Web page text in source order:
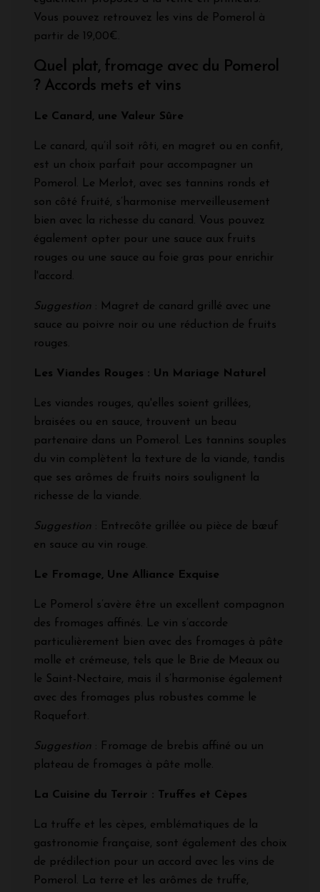
Vous pouvez retrouvez les vins de Pomerol à
partir de 19,00€.
Quel plat, fromage avec du Pomerol
? Accords mets et vins
Le Canard, une Valeur Sûre
Le canard, qu’il soit rôti, en magret ou en confit,
est un choix parfait pour accompagner un
Pomerol. Le Merlot, avec ses tannins ronds et
son côté fruité, s’harmonise merveilleusement
bien avec la richesse du canard. Vous pouvez
également opter pour une sauce aux fruits
rouges ou une sauce au foie gras pour enrichir
l'accord.
Suggestion : Magret de canard grillé avec une
sauce au poivre noir ou une réduction de fruits
rouges.
Les Viandes Rouges : Un Mariage Naturel
Les viandes rouges, qu'elles soient grillées,
braisées ou en sauce, trouvent un beau
partenaire dans un Pomerol. Les tannins souples
du vin complètent la texture de la viande, tandis
que ses arômes de fruits noirs soulignent la
richesse de la viande.
Suggestion : Entrecôte grillée ou pièce de bœuf
en sauce au vin rouge.
Le Fromage, Une Alliance Exquise
Le Pomerol s’avère être un excellent compagnon
des fromages affinés. Le vin s’accorde
particulièrement bien avec des fromages à pâte
molle et crémeuse, tels que le Brie de Meaux ou
le Saint-Nectaire, mais il s’harmonise également
avec des fromages plus robustes comme le
Roquefort.
Suggestion : Fromage de brebis affiné ou un
plateau de fromages à pâte molle.
La Cuisine du Terroir : Truffes et Cèpes
La truffe et les cèpes, emblématiques de la
gastronomie française, sont également des choix
de prédilection pour un accord avec les vins de
Pomerol. La terre et les arômes de truffe,